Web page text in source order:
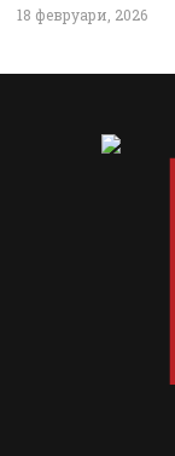
18 февруари, 2026